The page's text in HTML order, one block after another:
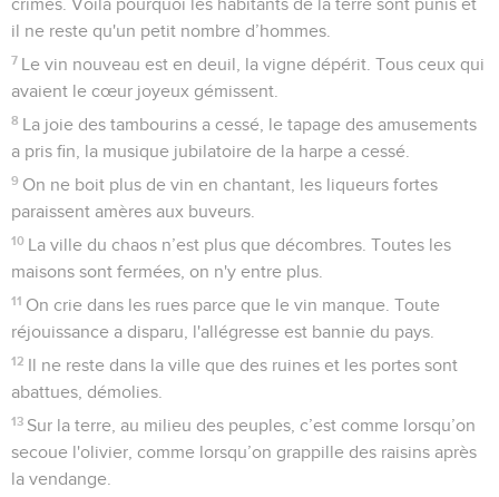
Seuls les Évangiles sont disponibles en vidéo pour le moment.
Le Seigneur, refuge des fidèles
célébrerai ton nom, car tu as accompli des merveilles. Tu es
parfaitement fidèle aux décisions prises depuis longtemps.
En effet, tu as transformé la ville en décombres, la ville
fortifiée en un tas de ruines. Le palais des étrangers est
détruit, plus jamais il ne sera reconstruit.
3
Voilà pourquoi des peuples puissants te donnent gloire, les
villes de nations violentes te craignent.
4
Tu as été un refuge pour le plus faible, un refuge pour le
malheureux dans la détresse, un abri contre l’orage, une
ombre contre la chaleur. En effet, le souffle des hommes
violents est pareil à l'ouragan qui frappe une muraille.